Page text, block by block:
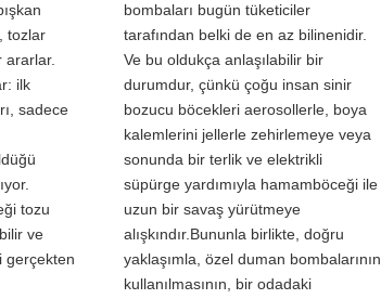
tozlar
ararlar.
ilk
sadece
tozu
ve
gerçekten
bombaları bugün tüketiciler
tarafından belki de en az bilinenidir.
Ve bu oldukça anlaşılabilir bir
durumdur, çünkü çoğu insan sinir
bozucu böcekleri aerosollerle, boya
kalemlerini jellerle zehirlemeye veya
sonunda bir terlik ve elektrikli
süpürge yardımıyla hamamböceği ile
uzun bir savaş yürütmeye
alışkındır.Bununla birlikte, doğru
yaklaşımla, özel duman bombalarının
kullanılmasının, bir odadaki